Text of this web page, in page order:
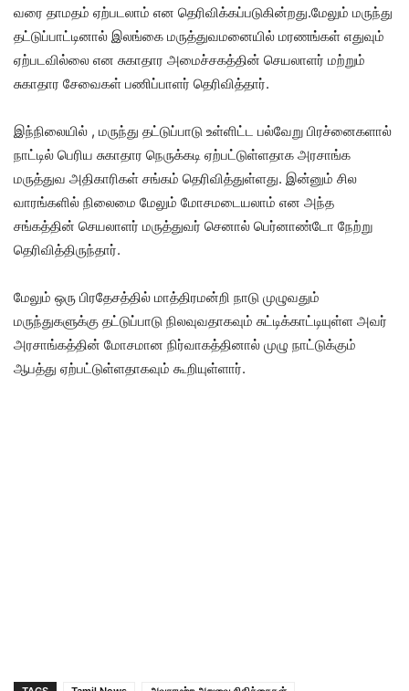
வரை தாமதம்‌ ஏற்படலாம்‌ என தெரிவிக்கப்படுகின்றது.மேலும் மருந்து
தட்டுப்பாட்டினால்‌ இலங்கை மருத்துவமனையில் மரணங்கள்‌ எதுவும்‌
ஏற்படவில்லை என சுகாதார அமைச்சகத்தின்‌ செயலாளர்‌ மற்றும்‌
சுகாதார சேவைகள்‌ பணிப்பாளர்‌ தெரிவித்தார்.
இந்நிலையில் , மருந்து தட்டுப்பாடு உள்ளிட்ட பல்வேறு பிரச்னைகளால்‌
நாட்டில்‌ பெரிய சுகாதார நெருக்கடி ஏற்பட்டுள்ளதாக அரசாங்க
மருத்துவ அதிகாரிகள்‌ சங்கம்‌ தெரிவித்துள்ளது. இன்னும்‌ சில
வாரங்களில்‌ நிலைமை மேலும்‌ மோசமடையலாம்‌ என அந்த
சங்கத்தின்‌ செயலாளர்‌ மருத்துவர்‌ செனால்‌ பெர்னாண்டோ நேற்று
தெரிவித்திருந்தார்.
மேலும் ஒரு பிரதேசத்தில்‌ மாத்திரமன்றி நாடு முழுவதும்
மருந்துகளுக்கு தட்டுப்பாடு நிலவுவதாகவும்‌ சுட்டிக்காட்டியுள்ள அவர்‌
அரசாங்கத்தின்‌ மோசமான நிர்வாகத்தினால்‌ முழு நாட்டுக்கும்‌
ஆபத்து ஏற்பட்டுள்ளதாகவும்‌ கூறியுள்ளார்.